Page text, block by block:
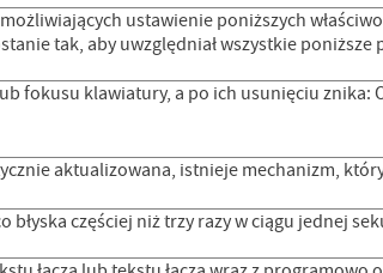
ustawienie poniższych
tak, aby uwzględniał wszystkie
fokusu klawiatury, a po ich usunięciu znika:
aktualizowana, istnieje mechanizm,
częściej niż trzy razy w ciągu jednej